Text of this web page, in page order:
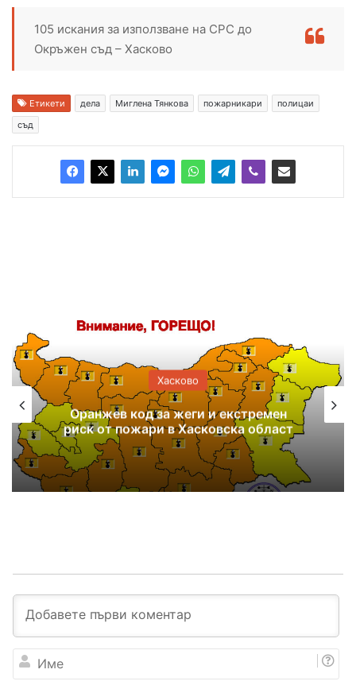
105 искания за използване на СРС до
Окръжен съд – Хасково
Етикети дела Миглена Тянкова пожарникари
полицаи
съд
Хасково
Оранжев код за жеги и екстремен
риск от пожари в Хасковска област
е